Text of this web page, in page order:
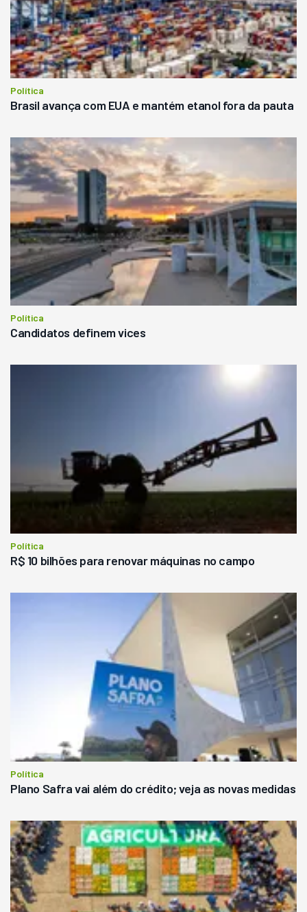
Política
Brasil avança com EUA e mantém etanol fora da pauta
Política
Candidatos definem vices
Política
R$ 10 bilhões para renovar máquinas no campo
Política
Plano Safra vai além do crédito; veja as novas medidas